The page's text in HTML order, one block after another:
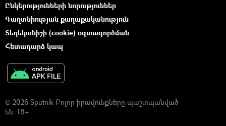
Ընկերությունների նորություններ
Գաղտնիության քաղաքականություն
Տեղեկանիշի (cookie) օգտագործման
Հետադարձ կապ
© 2026 Sputnik Բոլոր իրավունքները պաշտպանված
են. 18+